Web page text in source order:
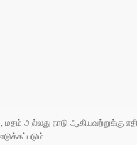
மதம் அல்லது நாடு ஆகியவற்றுக்கு